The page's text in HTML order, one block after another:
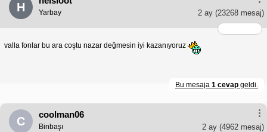
H 2 ay (23268 mesaj)
Yarbay
valla fonlar bu ara coştu nazar değmesin iyi kazanıyoruz
Bu mesaja 1 cevap geldi.
C
coolman06
2 ay (4962 mesaj)
Binbaşı